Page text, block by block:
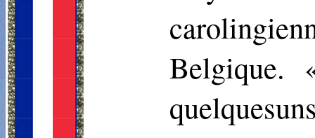
Belgique.